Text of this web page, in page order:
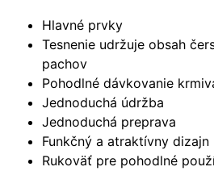
Hlavné prvky
Tesnenie udržuje obsah
pachov
Pohodlné dávkovanie
Jednoduchá údržba
Jednoduchá preprava
Funkčný a atraktívny dizajn
Rukoväť pre pohodlné